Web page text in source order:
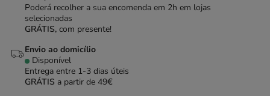
Poderá recolher a sua encomenda em 2h em lojas
selecionadas
GRÁTIS, com presente!
Envio ao domicílio
Disponível
Entrega entre 1-3 dias úteis
GRÁTIS a partir de 49€